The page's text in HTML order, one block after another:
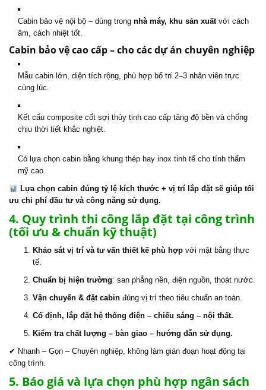
Cabin bảo vệ nội bộ – dùng trong nhà máy, khu sản xuấtvới cách
âm, cách nhiệt tốt.
Cabin bảo vệ cao cấp – cho các dự án chuyên nghiệp
Mẫu cabin lớn, diện tích rộng, phù hợp bố trí 2–3 nhân viên trực
cùng lúc.
Kết cấu composite cốt sợi thủy tinh cao cấp tăng độ bền và chống
chịu thời tiết khắc nghiệt.
Có lựa chọn cabin bằng khung thép hay inox tinh tế cho tính thẩm
mỹ cao.
Lựa chọn cabin đúng tỷ lệ kích thước + vị trí lắp đặt sẽ giúp tối
ưu chi phí đầu tư và công năng sử dụng.
4. Quy trình thi công lắp đặt tại công trình
(tối ưu & chuẩn kỹ thuật)
Khảo sát vị trí và tư vấn thiết kế phù hợp với mặt bằng thực
tế.
Chuẩn bị hiện trường: san phẳng nền, điện nguồn, thoát nước.
Vận chuyển & đặt cabin đúng vị trí theo tiêu chuẩn an toàn.
Cố định, lắp đặt hệ thống điện – chiếu sáng – nội thất.
Kiểm tra chất lượng – bàn giao – hướng dẫn sử dụng.
✔ Nhanh – Gọn – Chuyên nghiệp, không làm gián đoạn hoạt động tại
công trình.
5. Báo giá và lựa chọn phù hợp ngân sách